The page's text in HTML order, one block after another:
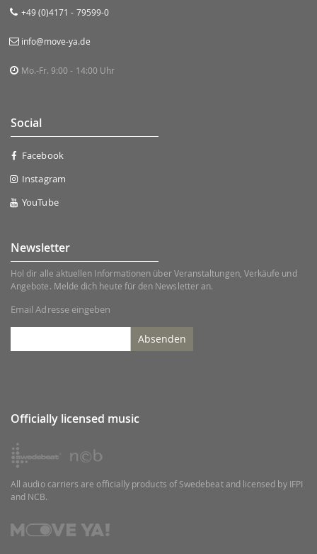
+49 (0)4171 - 79599-0
info@move-ya.de
Mo.-Fr. 9:00 - 14:00 Uhr
Social
Facebook
Instagram
YouTube
Newsletter
Hol dir alle aktuellen Informationen über Veranstaltungen, Verkäufe und
Angebote. Melde dich heute für den Newsletter an.
Email Adresse eingeben
Absenden
Officially licensed music
All audio carriers are officially products of Swedebeat and licensed by IFPI
and NCB.